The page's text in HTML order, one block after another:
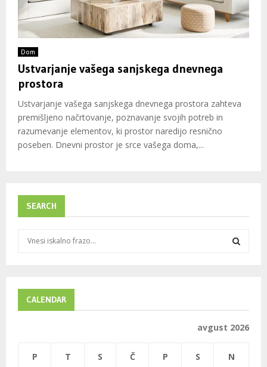
Dom
Ustvarjanje vašega sanjskega dnevnega
prostora
Ustvarjanje vašega sanjskega dnevnega prostora zahteva
premišljeno načrtovanje, poznavanje svojih potreb in
razumevanje elementov, ki prostor naredijo resnično
poseben. Dnevni prostor je srce vašega doma,...
SEARCH
f
C
CALENDAR
avgust 2026
P T S Č P S N